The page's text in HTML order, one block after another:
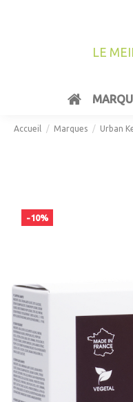
LE
Accueil Marques Urban
-10%